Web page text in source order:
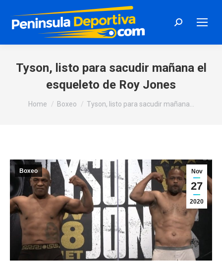
Search:
Tyson, listo para sacudir mañana el
esqueleto de Roy Jones
You are here:
Home Boxeo Tyson, listo para sacudir mañana…
Nov
27
2020
Boxeo